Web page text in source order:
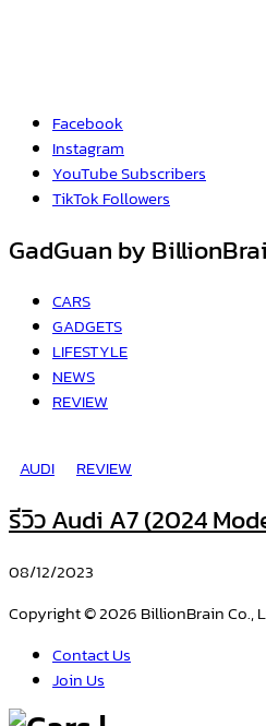
Facebook
Instagram
YouTubeSubscribers
TikTok Followers
GadGuan by
CARS
GADGETS
LIFESTYLE
NEWS
REVIEW
AUDI REVIEW
รีวิว Audi A7 (2024
08/12/2023
Copyright © 2026 BillionBrain Co.,
Contact Us
Join Us